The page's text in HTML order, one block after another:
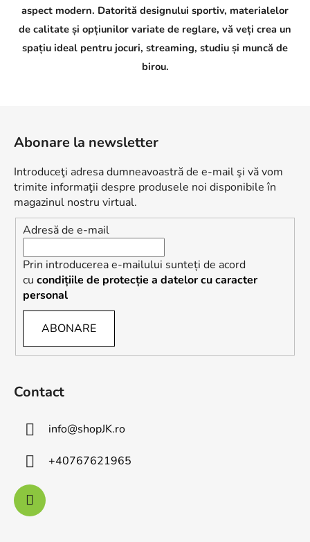
aspect modern. Datorită designului sportiv, materialelor
de calitate și opțiunilor variate de reglare, vă veți crea un
spațiu ideal pentru jocuri, streaming, studiu și muncă de
birou.
Abonare la newsletter
Introduceţi adresa dumneavoastră de e-mail şi vă vom
trimite informaţii despre produsele noi disponibile în
magazinul nostru virtual.
Adresă de e-mail
Prin introducerea e-mailului sunteți de acord
cu condițiile de protecție a datelor cu caracter
personal
ABONARE
Contact
info@shopJK.ro
+40767621965